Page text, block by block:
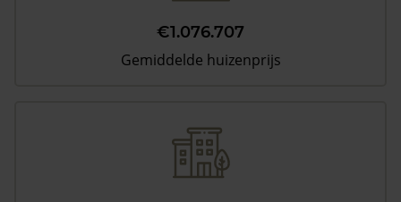
€1.076.707
Gemiddelde huizenprijs